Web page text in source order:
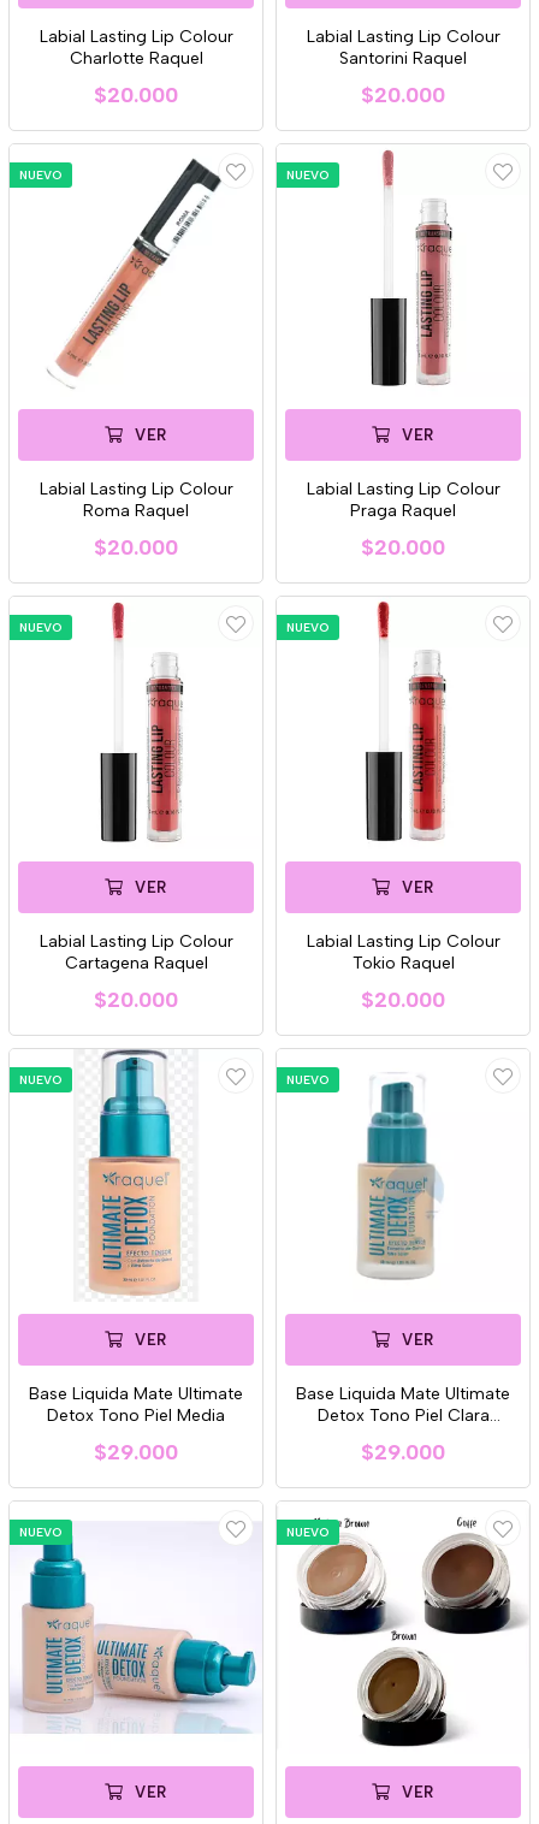
Labial Lasting Lip Colour
Charlotte Raquel
$20.000
Labial Lasting Lip Colour
Santorini Raquel
$20.000
NUEVO
VER
Labial Lasting Lip Colour
Roma Raquel
$20.000
NUEVO
VER
Labial Lasting Lip Colour
Praga Raquel
$20.000
NUEVO
VER
Labial Lasting Lip Colour
Cartagena Raquel
$20.000
NUEVO
VER
Labial Lasting Lip Colour
Tokio Raquel
$20.000
NUEVO
VER
Base Liquida Mate Ultimate
Detox Tono Piel Media
$29.000
NUEVO
VER
Base Liquida Mate Ultimate
Detox Tono Piel Clara
$29.000
NUEVO
VER
NUEVO
VER